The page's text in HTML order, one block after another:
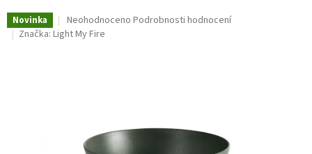
Novinka
Průměrné
hodnocení
Neohodnoceno Podrobnosti hodnocení
Značka: Light My Fire